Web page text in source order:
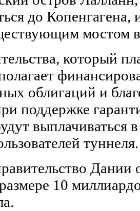
до Копенгагена,
мостом
который
облигаций и
поддержке
выплачиваться
туннеля.
10